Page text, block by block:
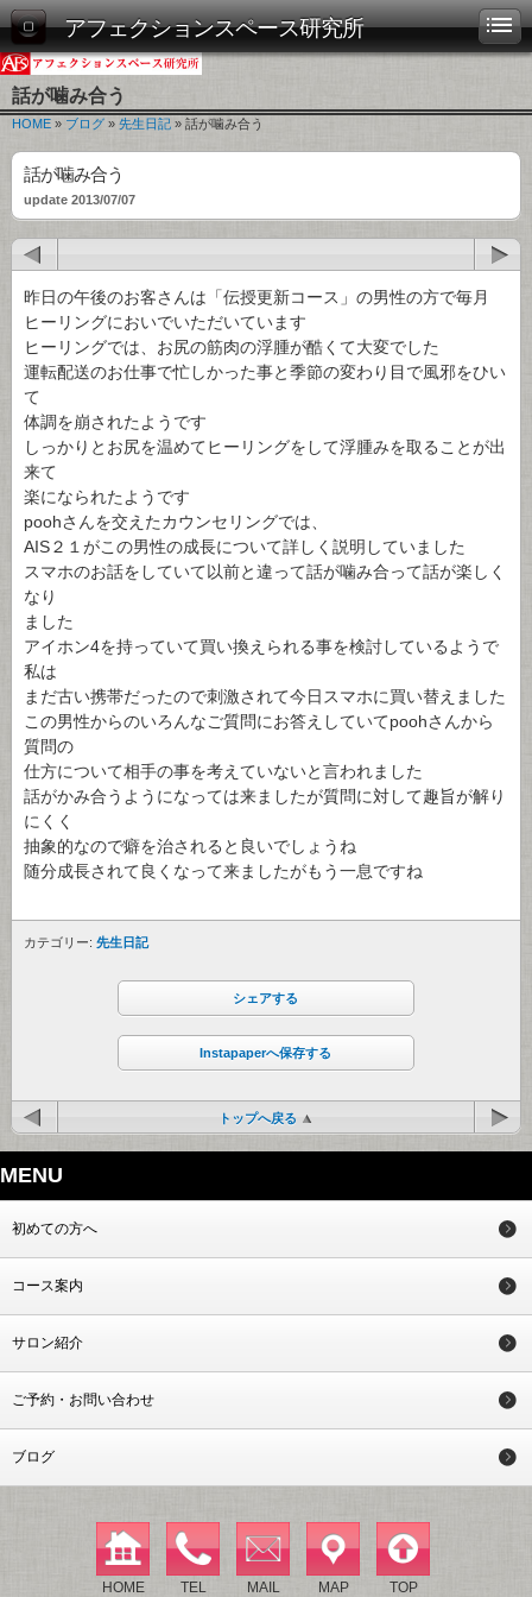
アフェクションスペース研究所
話が噛み合う
HOME » ブログ » 先生日記 » 話が噛み合う
話が噛み合う
update 2013/07/07
昨日の午後のお客さんは「伝授更新コース」の男性の方で毎月
ヒーリングにおいでいただいています
ヒーリングでは、お尻の筋肉の浮腫が酷くて大変でした
運転配送のお仕事で忙しかった事と季節の変わり目で風邪をひい
て
体調を崩されたようです
しっかりとお尻を温めてヒーリングをして浮腫みを取ることが出
来て
楽になられたようです
poohさんを交えたカウンセリングでは、
AIS２１がこの男性の成長について詳しく説明していました
スマホのお話をしていて以前と違って話が噛み合って話が楽しく
なり
ました
アイホン4を持っていて買い換えられる事を検討しているようで
私は
まだ古い携帯だったので刺激されて今日スマホに買い替えました
この男性からのいろんなご質問にお答えしていてpoohさんから
質問の
仕方について相手の事を考えていないと言われました
話がかみ合うようになっては来ましたが質問に対して趣旨が解り
にくく
抽象的なので癖を治されると良いでしょうね
随分成長されて良くなって来ましたがもう一息ですね
カテゴリー: 先生日記
シェアする
Instapaperへ保存する
トップへ戻る
MENU
初めての方へ
コース案内
サロン紹介
ご予約・お問い合わせ
ブログ
HOME TEL MAIL MAP TOP